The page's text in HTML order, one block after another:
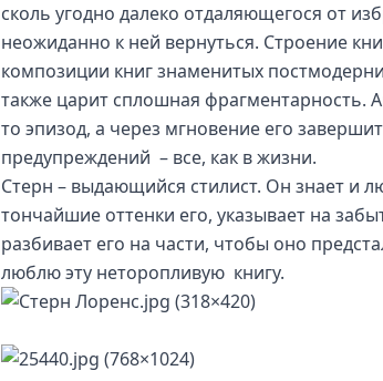
сколь угодно далеко отдаляющегося от
неожиданно к ней вернуться. Строение
композиции книг знаменитых
также царит сплошная фрагментарность.
то эпизод, а через мгновение его
предупреждений – все, как в жизни.
Стерн – выдающийся стилист. Он знает и
тончайшие оттенки его, указывает на
разбивает его на части, чтобы оно
люблю эту неторопливую книгу.